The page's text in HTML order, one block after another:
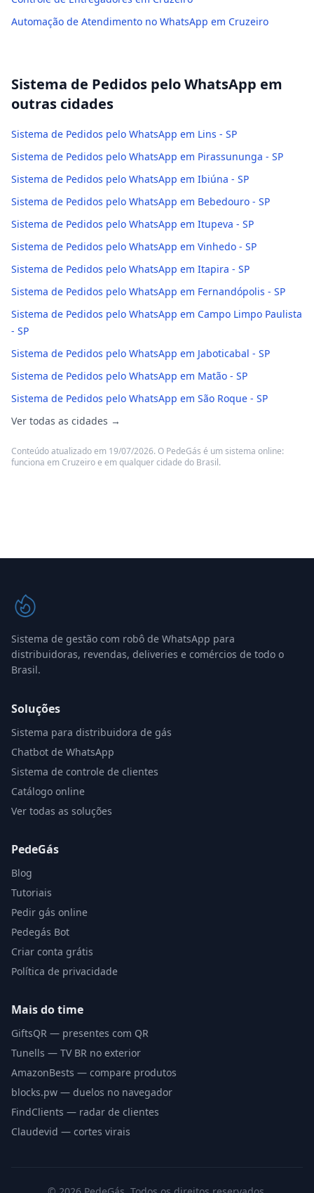
Automação de Atendimento no WhatsApp em Cruzeiro
Sistema de Pedidos pelo WhatsApp em
outras cidades
Sistema de Pedidos pelo WhatsApp em Lins - SP
Sistema de Pedidos pelo WhatsApp em Pirassununga - SP
Sistema de Pedidos pelo WhatsApp em Ibiúna - SP
Sistema de Pedidos pelo WhatsApp em Bebedouro - SP
Sistema de Pedidos pelo WhatsApp em Itupeva - SP
Sistema de Pedidos pelo WhatsApp em Vinhedo - SP
Sistema de Pedidos pelo WhatsApp em Itapira - SP
Sistema de Pedidos pelo WhatsApp em Fernandópolis - SP
Sistema de Pedidos pelo WhatsApp em Campo Limpo Paulista
- SP
Sistema de Pedidos pelo WhatsApp em Jaboticabal - SP
Sistema de Pedidos pelo WhatsApp em Matão - SP
Sistema de Pedidos pelo WhatsApp em São Roque - SP
Ver todas as cidades →
Conteúdo atualizado em 19/07/2026. O PedeGás é um sistema online:
funciona em Cruzeiro e em qualquer cidade do Brasil.
Sistema de gestão com robô de WhatsApp para
distribuidoras, revendas, deliveries e comércios de todo o
Brasil.
Soluções
Sistema para distribuidora de gás
Chatbot de WhatsApp
Sistema de controle de clientes
Catálogo online
Ver todas as soluções
PedeGás
Blog
Tutoriais
Pedir gás online
Pedegás Bot
Criar conta grátis
Política de privacidade
Mais do time
GiftsQR — presentes com QR
Tunells — TV BR no exterior
AmazonBests — compare produtos
blocks.pw — duelos no navegador
FindClients — radar de clientes
Claudevid — cortes virais